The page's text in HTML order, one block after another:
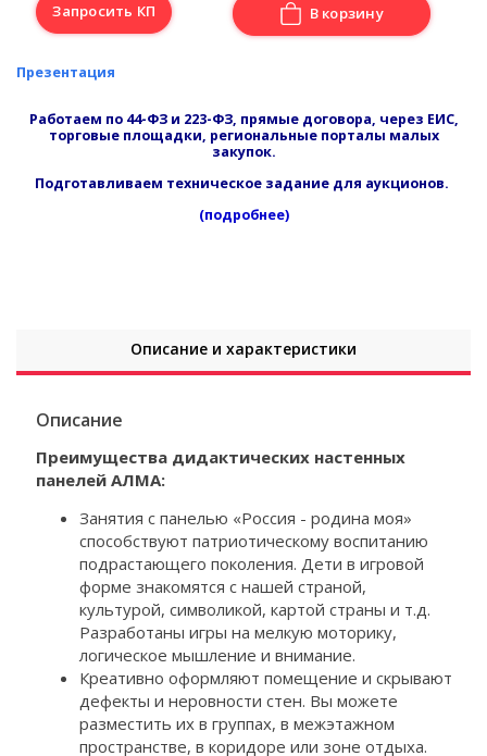
Запросить КП В корзину
Презентация
Работаем по 44-ФЗ и 223-ФЗ, прямые договора, через ЕИС,
торговые площадки, региональные порталы малых
закупок.
Подготавливаем техническое задание для аукционов.
(подробнее)
Описание и характеристики
Описание
Преимущества дидактических настенных
панелей АЛМА:
Занятия с панелью «Россия - родина моя»
способствуют патриотическому воспитанию
подрастающего поколения. Дети в игровой
форме знакомятся с нашей страной,
культурой, символикой, картой страны и т.д.
Разработаны игры на мелкую моторику,
логическое мышление и внимание.
Креативно оформляют помещение и скрывают
дефекты и неровности стен. Вы можете
разместить их в группах, в межэтажном
пространстве, в коридоре или зоне отдыха.